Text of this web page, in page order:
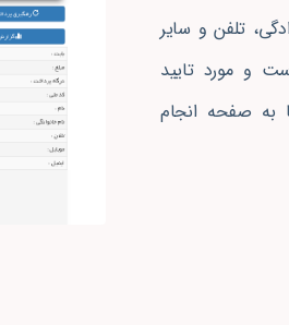
تلفن و سایر
و مورد تایید
به صفحه انجام